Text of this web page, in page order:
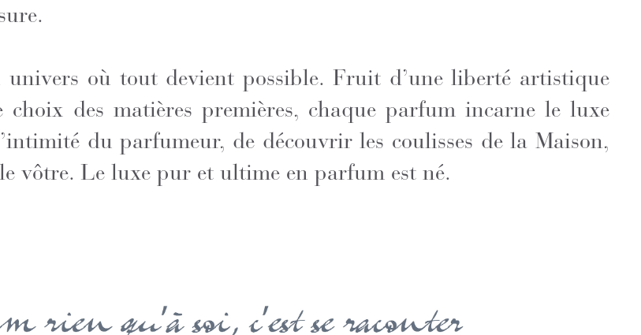
univers où tout devient possible. Fruit d’une liberté artistique
choix des matières premières, chaque parfum incarne le luxe
du parfumeur, de découvrir les coulisses de la Maison,
vôtre. Le luxe pur et ultime en parfum est né.